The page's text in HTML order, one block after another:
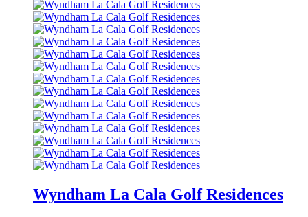
Wyndham La Cala Golf Residences